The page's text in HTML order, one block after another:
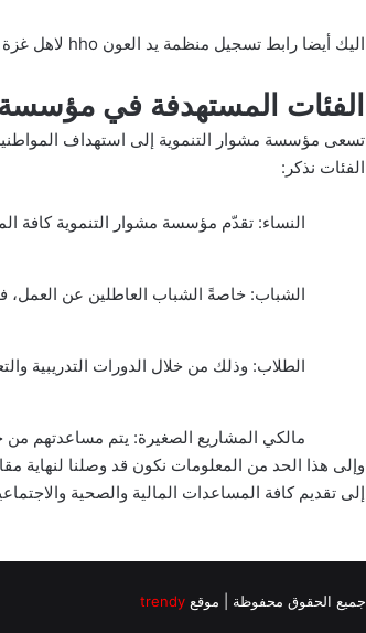
اليك أيضا رابط تسجيل منظمة يد العون hho لاهل غزة والوسطي غزة تايم
الفئات المستهدفة في مؤسسة
تسعى مؤسسة مشوار التنموية إلى استهداف المواطنين
الفئات نذكر:
النساء: تقدّم مؤسسة مشوار التنموية كافة
الشباب: خاصةً الشباب العاطلين عن
الطلاب: وذلك من خلال الدورات التدريبية
مالكي المشاريع الصغيرة: يتم مساعدتهم من
وإلى هذا الحد من المعلومات نكون قد وصلنا لنهاية
إلى تقديم كافة المساعدات المالية والصحية
جميع الحقوق محفوظة | موقع